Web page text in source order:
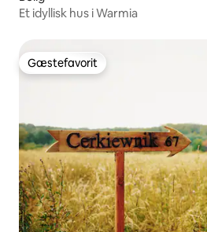
Et idyllisk hus i Warmia
Gæstefavorit
Gæstefavorit